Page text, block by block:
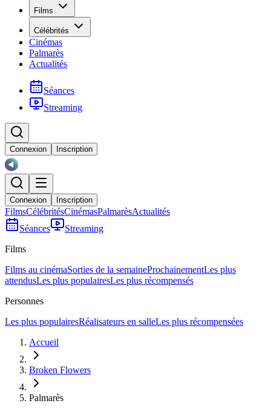
Films
Célébrités
Cinémas
Palmarès
Actualités
Séances
Streaming
Connexion Inscription
Connexion Inscription
FilmsCélébritésCinémasPalmarèsActualités
Séances
Streaming
Films
Films au cinémaSorties de la semaineProchainementLes plus
attendusLes plus populairesLes plus récompensés
Personnes
Les plus populairesRéalisateurs en salleLes plus récompensées
Accueil
Broken Flowers
Palmarès